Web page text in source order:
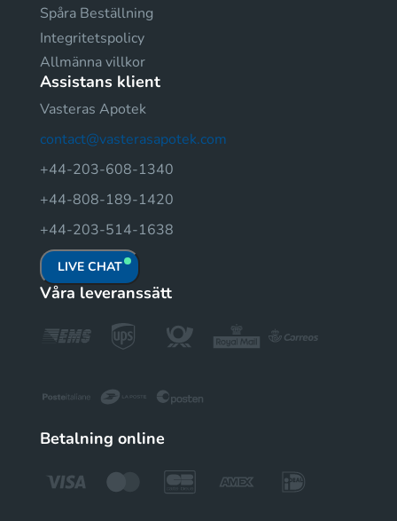
Spåra Beställning
Integritetspolicy
Allmänna villkor
Assistans klient
Vasteras Apotek
contact@vasterasapotek.com
+44-203-608-1340
+44-808-189-1420
+44-203-514-1638
LIVE CHAT
Våra leveranssätt
Betalning online